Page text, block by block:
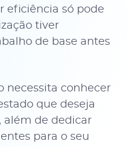
eficiência só pode
tiver
de base antes
necessita conhecer
que deseja
além de dedicar
para o seu